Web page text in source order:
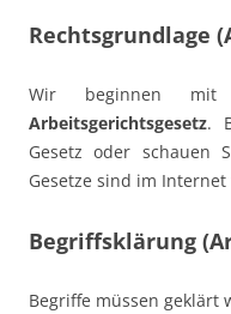
Rechtsgrundlage
Wir beginnen
Arbeitsgerichtsgesetz.
Gesetz oder schauen
Gesetze sind im
Begriffsklärung
Begriffe müssen geklärt